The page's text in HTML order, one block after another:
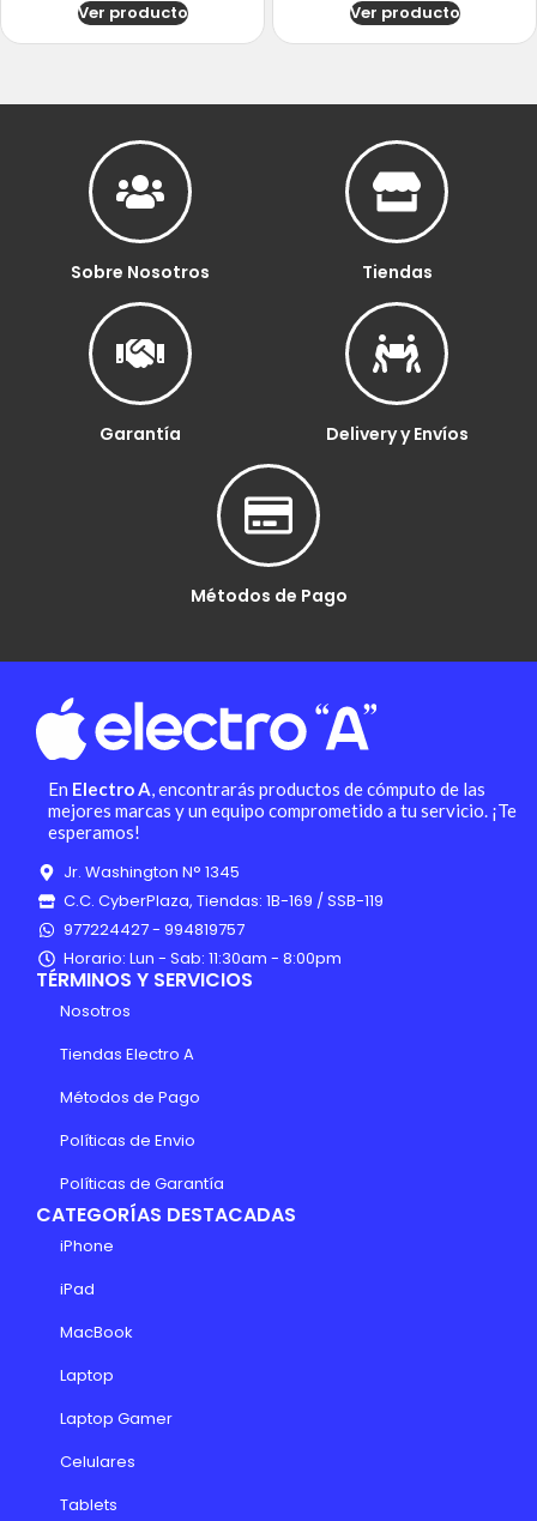
Ver producto Ver producto
Sobre Nosotros Tiendas
Garantía Delivery y Envíos
Métodos de Pago
En Electro A, encontrarás productos de cómputo de las
mejores marcas y un equipo comprometido a tu servicio. ¡Te
esperamos!
Jr. Washington N° 1345
C.C. CyberPlaza, Tiendas: 1B-169 / SSB-119
977224427 - 994819757
Horario: Lun - Sab: 11:30am - 8:00pm
TÉRMINOS Y SERVICIOS
Nosotros
Tiendas Electro A
Métodos de Pago
Políticas de Envio
Políticas de Garantía
CATEGORÍAS DESTACADAS
iPhone
iPad
MacBook
Laptop
Laptop Gamer
Celulares
Tablets